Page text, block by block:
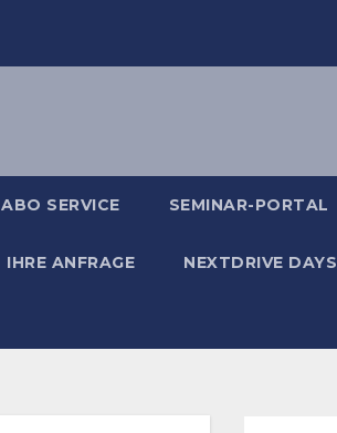
ABO SERVICE SEMINAR-PORTAL
IHRE ANFRAGE NEXTDRIVE DAYS